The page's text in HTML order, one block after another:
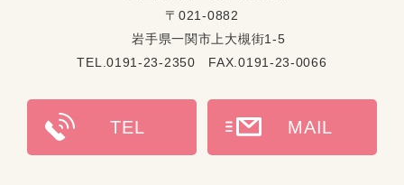
〒021-0882
岩手県一関市上大槻街1-5
TEL.0191-23-2350 FAX.0191-23-0066